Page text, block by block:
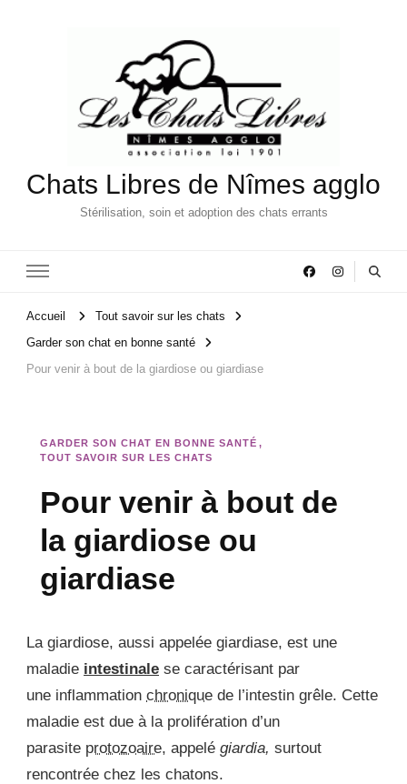
Chats Libres de Nîmes agglo
Stérilisation, soin et adoption des chats errants
Accueil
Tout savoir sur les chats
Garder son chat en bonne santé
Pour venir à bout de la giardiose ou giardiase
GARDER SON CHAT EN BONNE SANTÉ
TOUT SAVOIR SUR LES CHATS
Pour venir à bout de
la giardiose ou
giardiase
La giardiose, aussi appelée giardiase, est une
maladie intestinale se caractérisant par
une inflammation chronique de l’intestin grêle. Cette
maladie est due à la prolifération d’un
parasite protozoaire, appelé giardia, surtout
rencontrée chez les chatons.